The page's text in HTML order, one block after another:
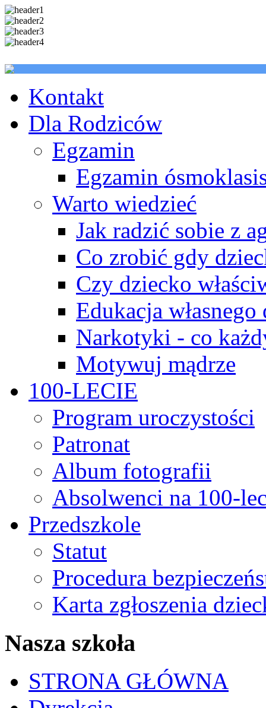
Kontakt
Dla Rodziców
Egzamin
Egzamin
Warto wiedzieć
Jak radzić sobie z
Co zrobić gdy
Czy dziecko
Edukacja własnego
Narkotyki - co
Motywuj mądrze
100-LECIE
Program uroczystości
Patronat
Album fotografii
Absolwenci na 100-
Przedszkole
Statut
Procedura
Karta zgłoszenia
Nasza szkoła
STRONA GŁÓWNA